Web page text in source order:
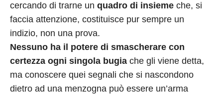
cercando di trarne un quadro di insieme che, si
faccia attenzione, costituisce pur sempre un
indizio, non una prova.
Nessuno ha il potere di smascherare con
certezza ogni singola bugia che gli viene detta,
ma conoscere quei segnali che si nascondono
dietro ad una menzogna può essere un’arma